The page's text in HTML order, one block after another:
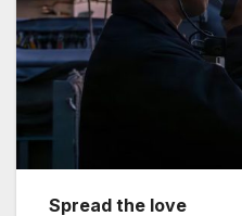
Spread the love